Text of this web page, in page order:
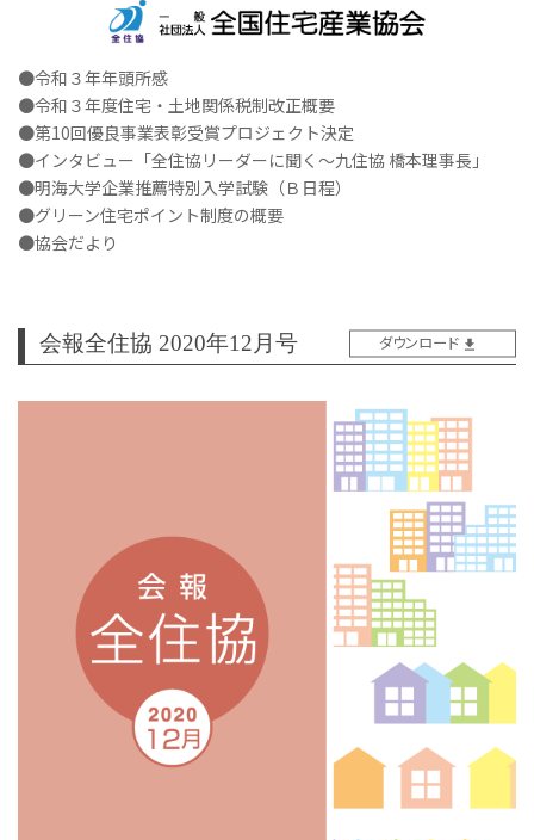
●令和３年年頭所感
●令和３年度住宅・土地関係税制改正概要
●第10回優良事業表彰受賞プロジェクト決定
●インタビュー「全住協リーダーに聞く～九住協 橋本理事長」
●明海大学企業推薦特別入学試験（Ｂ日程）
●グリーン住宅ポイント制度の概要
●協会だより
会報全住協 2020年12月号 ダウンロード